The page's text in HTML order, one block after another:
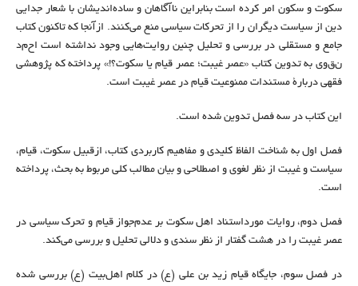
سکوت و سکون امر کرده است بنابراین ناآگاهان و ساده‌اندیشان با شعار جدایی
دین از سیاست دیگران را از تحرکات سیاسی منع می‌کنند. ازآنجا که تاکنون کتاب
جامع و مستقلی در بررسی و تحلیل چنین روایت‌هایی وجود نداشته است اح‌م‌د
ن‌ق‌وی به تدوین کتاب «عصر غیبت؛ عصر قیام یا سکوت؟!» پرداخته که پژوهشی
فقهی دربارۀ مستندات ممنوعیت قیام در عصر غیبت است.
این کتاب در سه فصل تدوین شده است.
فصل اول به شناخت الفاظ کلیدی و مفاهیم کاربردی کتاب، ازقبیل سکوت، قیام،
سیاست و غیبت از نظر لغوی و اصطلاحی و بیان مطالب کلی مربوط به بحث، پرداخته
است.
فصل دوم، روایات مورداستناد اهل سکوت بر عدم‌جواز قیام و تحرک سیاسی در
عصر غیبت را در هشت گفتار از نظر سندی و دلالی تحلیل و بررسی می‌کند.
در فصل سوم، جایگاه قیام زید بن علی (ع) در کلام اهل‌بیت (ع) بررسی شده